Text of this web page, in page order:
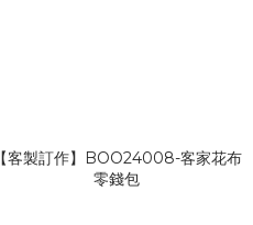
【客製訂作】BOO24008-客家花布
零錢包